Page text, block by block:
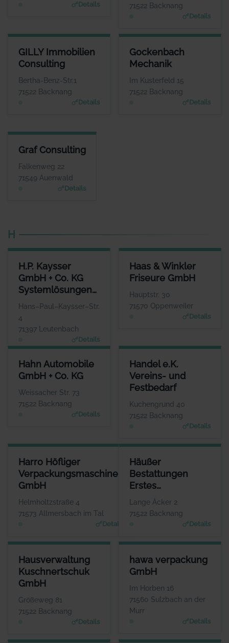
Details
71522 Backnang
Details
GILLY Immobilien
Consulting
Bertha-Benz-Str.1
71522 Backnang
Details
GILLY IMMOBILIEN CONSULTING
Herr Marcel Gilly
www.gilly-immobilien.de
Gockenbach
Mechanik
Im Kusterfeld 15
71522 Backnang
Details
GOCKENBACH MECHANIK
ANSPRECHPARTNER
Frau Barbara Braun
www.gockenbach-faess
Graf Consulting
Falkenweg 22
71549 Auenwald
Details
GRAF CONSULTING
ANSPRECHPARTNER
Herr Charley Graf
WEBSITE
www.grafconsulting.eu
H
H.P. Kaysser
GmbH + Co. KG
Systemlösungen
in Metall
Hans–Paul–Kaysser–Str.
4
71397 Leutenbach
Details
H.P. KAYSSER GMBH + CO. KG SYSTEMLÖSUNGEN IN METALL
ANSPRECHPARTNER
Herr Thomas Kaysser
www.kaysser.de
Haas & Winkler
Friseure GmbH
Hauptstr. 30
71570 Oppenweiler
Details
HAAS & WINKLER FRISEURE
Frau Rebacca
www.haas-winkler-
Hahn Automobile
GmbH + Co. KG
Weissacher Str. 73
71522 Backnang
Details
HAHN AUTOMOBILE GMBH + CO. KG
Herr Frank Stotz
WEBSITE
www.hahn-automobile.de
Handel e.K.
Vereins- und
Festbedarf
Kuchengrund 40
71522 Backnang
Details
HANDEL E.K. VEREINS- UND
Harro Höfliger
Verpackungsmaschinen
GmbH
Helmholtzstraße 4
71573 Allmersbach im Tal
Details
HARRO HÖFLIGER VERPACKUNGSMASCHINEN GMBH
Herr Markus Höfliger
WEBSITE
Häußer
Bestattungen
Erstes
Backnanger
Bestattungsinstitut
Lange Äcker 2
71522 Backnang
Details
HÄUSSER BESTATTUNGEN
Hausverwaltung
Kuschnertschuk
GmbH
Größeweg 81
71522 Backnang
Details
HAUSVERWALTUNG KUSCHNERTSCHUK GMBH
ANSPRECHPARTNER
Frau Christine Kuschnertschuk
WEBSITE
Www.Kuschnertschuk.de
hawa verpackung
GmbH
Im Horben 16
71560 Sulzbach an der
Murr
Details
HAWA VERPACKUNG GMBH
ANSPRECHPARTNER
Herr Aaron Ceskutti
www.hawa-verpackung.d